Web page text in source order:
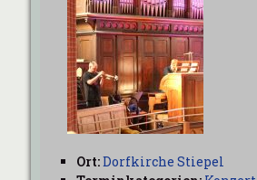
Ort:Dorfkirche Stiepel